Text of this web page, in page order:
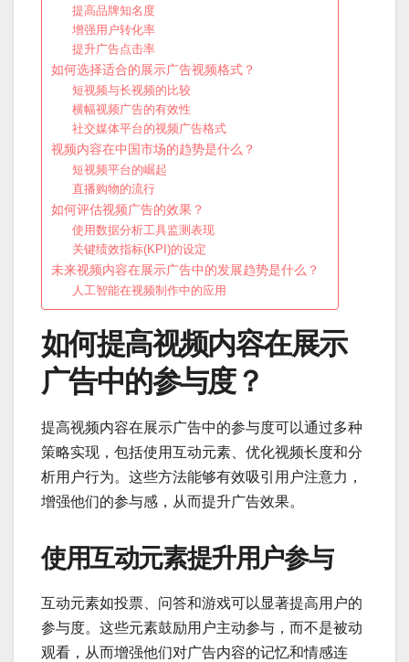
提高品牌知名度
增强用户转化率
提升广告点击率
如何选择适合的展示广告视频格式？
短视频与长视频的比较
横幅视频广告的有效性
社交媒体平台的视频广告格式
视频内容在中国市场的趋势是什么？
短视频平台的崛起
直播购物的流行
如何评估视频广告的效果？
使用数据分析工具监测表现
关键绩效指标(KPI)的设定
未来视频内容在展示广告中的发展趋势是什么？
人工智能在视频制作中的应用
如何提高视频内容在展示
广告中的参与度？
提高视频内容在展示广告中的参与度可以通过多种
策略实现，包括使用互动元素、优化视频长度和分
析用户行为。这些方法能够有效吸引用户注意力，
增强他们的参与感，从而提升广告效果。
使用互动元素提升用户参与
互动元素如投票、问答和游戏可以显著提高用户的
参与度。这些元素鼓励用户主动参与，而不是被动
观看，从而增强他们对广告内容的记忆和情感连